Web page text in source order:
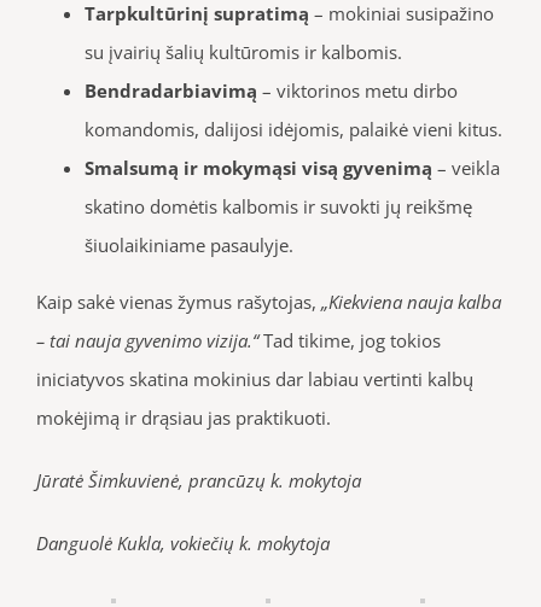
Tarpkultūrinį supratimą – mokiniai susipažino
su įvairių šalių kultūromis ir kalbomis.
Bendradarbiavimą – viktorinos metu dirbo
komandomis, dalijosi idėjomis, palaikė vieni kitus.
Smalsumą ir mokymąsi visą gyvenimą – veikla
skatino domėtis kalbomis ir suvokti jų reikšmę
šiuolaikiniame pasaulyje.
Kaip sakė vienas žymus rašytojas, „Kiekviena nauja kalba
– tai nauja gyvenimo vizija.“Tad tikime, jog tokios
iniciatyvos skatina mokinius dar labiau vertinti kalbų
mokėjimą ir drąsiau jas praktikuoti.
Jūratė Šimkuvienė, prancūzų k. mokytoja
Danguolė Kukla, vokiečių k. mokytoja